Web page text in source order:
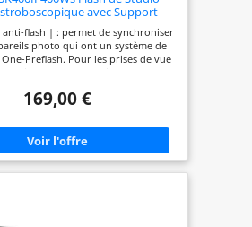
avec Support
et tête de Lampe, Lampe de
150W pour Studio
flash | : permet de synchroniser
photo qui ont un système de
Preflash. Pour les prises de vue
ou lumière capillaire. ☂️ | Temps
de grande qualité conformes aux
offrent une super puissance, une
et une sortie précise, ce qui rend la
plus rapide et plus longue. ☂️ |
169,00 €